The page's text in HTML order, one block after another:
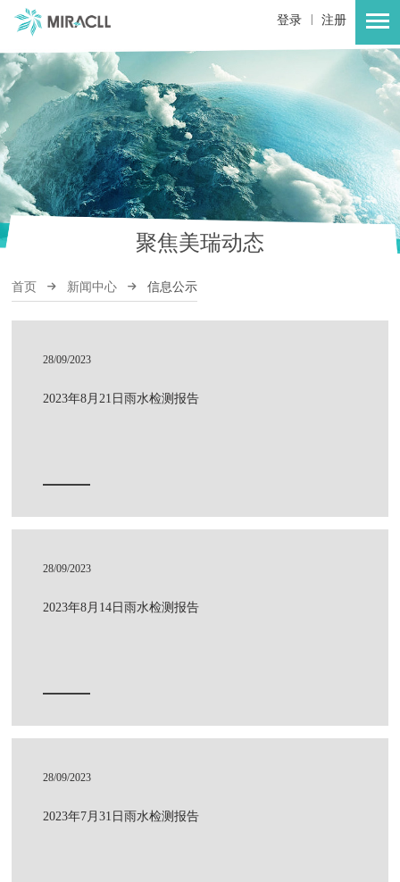
登录 注册
聚焦美瑞动态
首页 新闻中心 信息公示
28/09/2023
2023年8月21日雨水检测报告
28/09/2023
2023年8月14日雨水检测报告
28/09/2023
2023年7月31日雨水检测报告